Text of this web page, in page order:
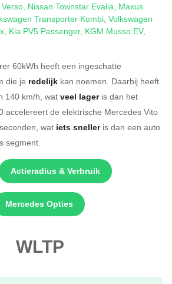
, Nissan Townstar Evalia, Maxus
Transporter Kombi, Volkswagen
, Kia PV5 Passenger, KGM Musso EV,
60kWh heeft een ingeschatte
die je redelijk kan noemen. Daarbij heeft
140 km/h, wat veel lageris dan het
accelereert de elektrische Mercedes Vito
wat iets snelleris dan een auto
segment.
Actieradius & Verbruik
Mercedes Opties
WLTP